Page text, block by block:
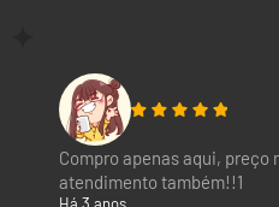
Compro apenas aqui, preço
atendimento também!!1
Há 3 anos